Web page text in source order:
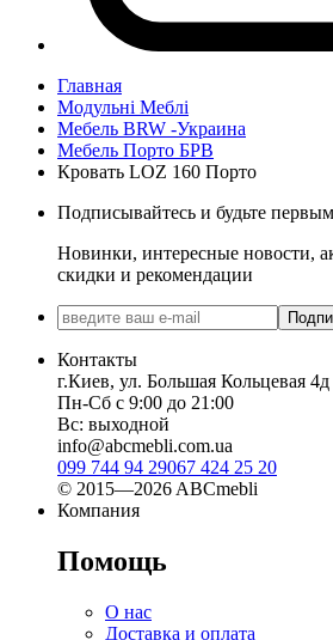
Главная
Модульні Меблі
Мебель BRW -Украина
Мебель Порто БРВ
Кровать LOZ 160 Порто
Подписывайтесь и будьте
Новинки, интересные новости,
скидки и рекомендации
Контакты
г.Киев, ул. Большая Кольцевая 4д
Пн-Сб с 9:00 до 21:00
Вс: выходной
info@abcmebli.com.ua
099 744 94 29067 424 25 20
© 2015—2026 ABCmebli
Компания
Помощь
О нас
Доставка и оплата